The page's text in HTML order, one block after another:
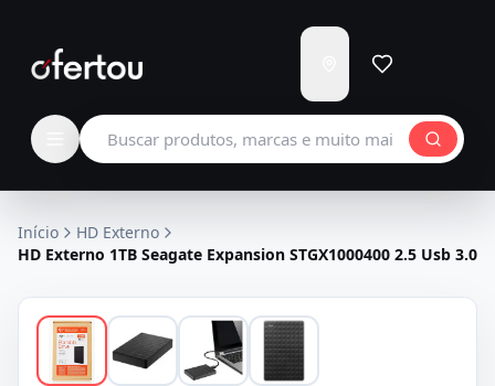
para
Carregando...
Buscar produtos
Início
HD Externo
HD Externo 1TB Seagate Expansion STGX1000400 2.5 Usb 3.0